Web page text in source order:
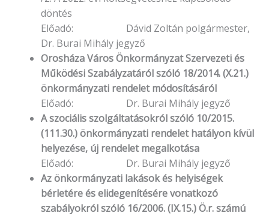
döntés
Előadó: Dávid Zoltán polgármester,
Dr. Burai Mihály jegyző
Orosháza Város Önkormányzat Szervezeti és
Működési Szabályzatáról szóló 18/2014. (X.21.)
önkormányzati rendelet módosításáról
Előadó: Dr. Burai Mihály jegyző
A szociális szolgáltatásokról szóló 10/2015.
(111.30.) önkormányzati rendelet hatályon kívül
helyezése, új rendelet megalkotása
Előadó: Dr. Burai Mihály jegyző
Az önkormányzati lakások és helyiségek
bérletére és elidegenítésére vonatkozó
szabályokról szóló 16/2006. (IX.15.) Ö.r. számú